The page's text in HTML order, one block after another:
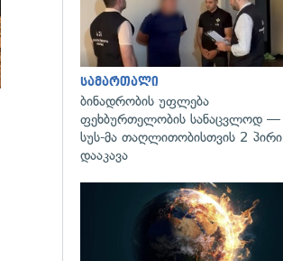
სამართალი
ბინადრობის უფლება
ფეხბურთელობის სანაცვლოდ —
სუს-მა თაღლითობისთვის 2 პირი
დააკავა